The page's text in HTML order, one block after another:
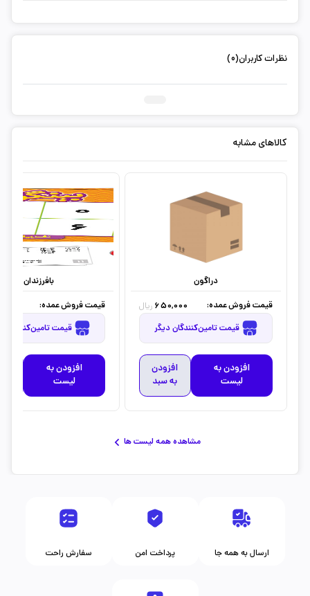
نظرات کاربران(0)
کالاهای مشابه
دراگون
قیمت فروش عمده:
650,000 ریال
قیمت تامین‌کنندگان دیگر
افزودن به
لیست
افزودن
به سبد
بافرزندان
قیمت فروش عمده:
قیمت تامین‌کنندگان دیگر
افزودن به
لیست
مشاهده همه لیست ها
سفارش راحت پرداخت امن ارسال به همه جا